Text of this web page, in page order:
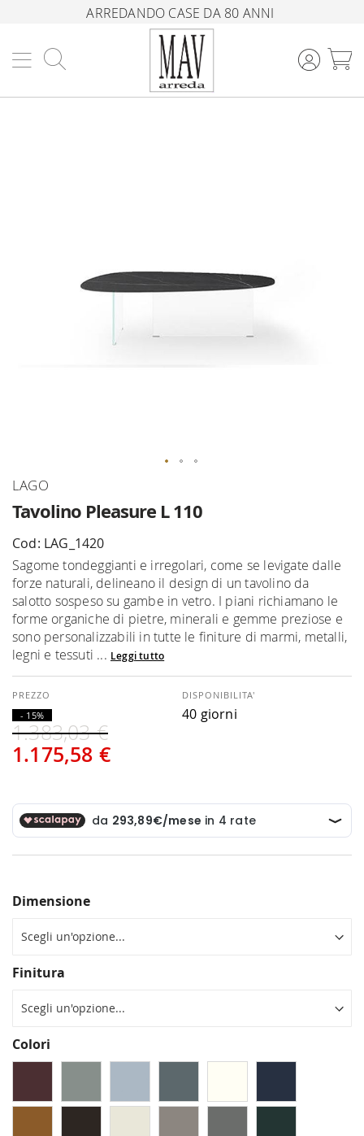
ARREDANDO CASE DA 80 ANNI
Tavolino Pleasure L 110
LAGO
Cod: LAG_1420
Sagome tondeggianti e irregolari, come se levigate dalle
forze naturali, delineano il design di un tavolino da
salotto sospeso su gambe in vetro. I piani richiamano le
forme organiche di pietre, minerali e gemme preziose e
sono personalizzabili in tutte le finiture di marmi, metalli,
legni e tessuti ... Leggi tutto
1.175,58 €
1.383,03 €
- 15%
DISPONIBILITA'
40 giorni
Dimensione
Finitura
Colori
Vai
della
galleria
di
immagini